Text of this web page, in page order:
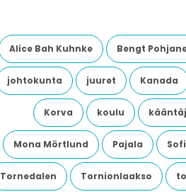
Alice Bah Kuhnke Bengt
johtokunta juuret Kanada
Korva koulu
Mona Mörtlund Pajala
Tornedalen Tornionlaakso